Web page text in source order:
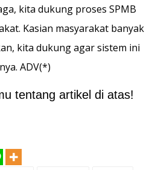
kita dukung proses SPMB
Kasian masyarakat banyak
kita dukung agar sistem ini
ADV(*)
tentang artikel di atas!